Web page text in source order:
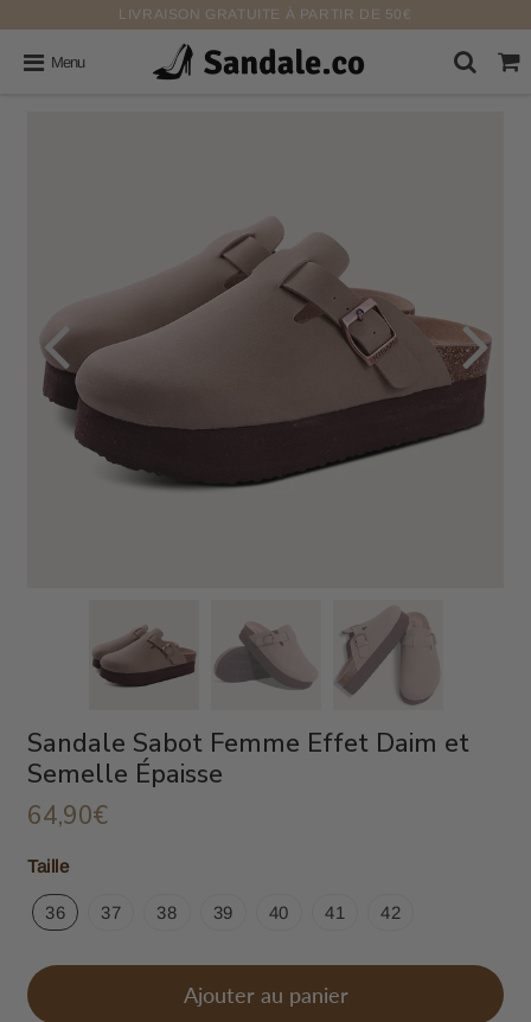
LIVRAISON GRATUITE À PARTIR DE 50€
Menu
Sandale Sabot Femme Effet Daim et
Semelle Épaisse
64,90€
price
Taille
36 37 38 39 40 41 42
Ajouter au panier